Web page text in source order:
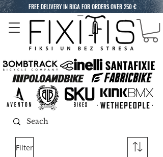
FREE DELIVERY IN RIGA FOR ORDERS OVER 250 €
Filter